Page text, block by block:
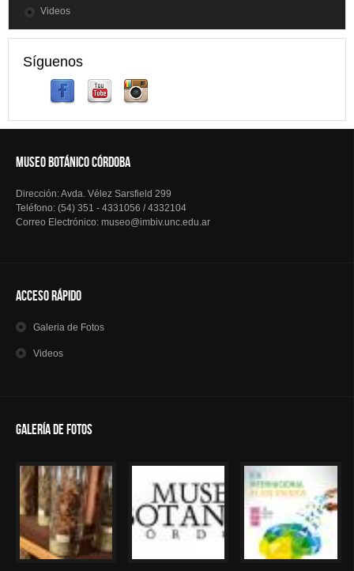
Videos
Síguenos
MUSEO BOTÁNICO CÓRDOBA
Dirección: Avda. Vélez Sarsfield 299
Teléfono: (54) 351 - 4331056 / 4332104
Correo Electrónico: museo@imbiv.unc.edu.ar
Acceso Rápido
Galeriade Fotos
Videos
Galería de Fotos